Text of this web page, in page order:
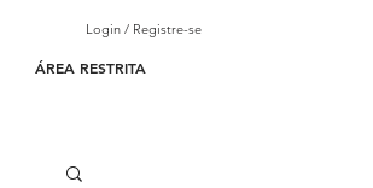
ÁREA RESTRITA
Login / Registre-se